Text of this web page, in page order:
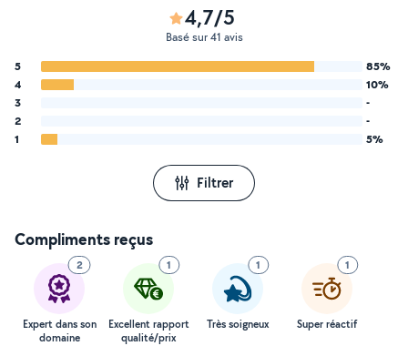
4,7/5
Basé sur 41 avis
5
85%
4
10%
3
-
2
-
1
5%
Filtrer
Compliments reçus
2
Expert dans son
domaine
1
Excellent rapport
qualité/prix
1
Très soigneux
1
Super réactif